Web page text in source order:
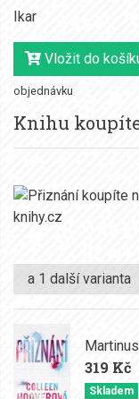
Ikar
Vložit do
objednávku
Knihu
a 1 další varianta
319 Kč
Skladem